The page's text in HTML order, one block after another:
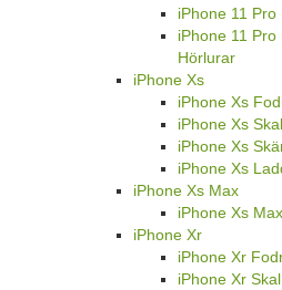
iPhone 11 Pro
iPhone 11
Hörlurar
iPhone Xs
iPhone Xs
iPhone Xs Skal
iPhone Xs
iPhone Xs
iPhone Xs Max
iPhone Xs
iPhone Xr
iPhone Xr
iPhone Xr Skal